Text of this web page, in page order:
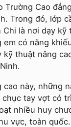
Trường Cao
Trong đó, lớp
Chi là nơi dạy kỹ
em có năng
kỹ thuật nâng
cao này, những
chục tay vợt có
nhiều huy
vực, toàn quốc.